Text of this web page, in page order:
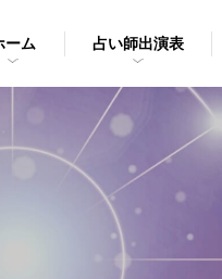
ーム 占い師出演表